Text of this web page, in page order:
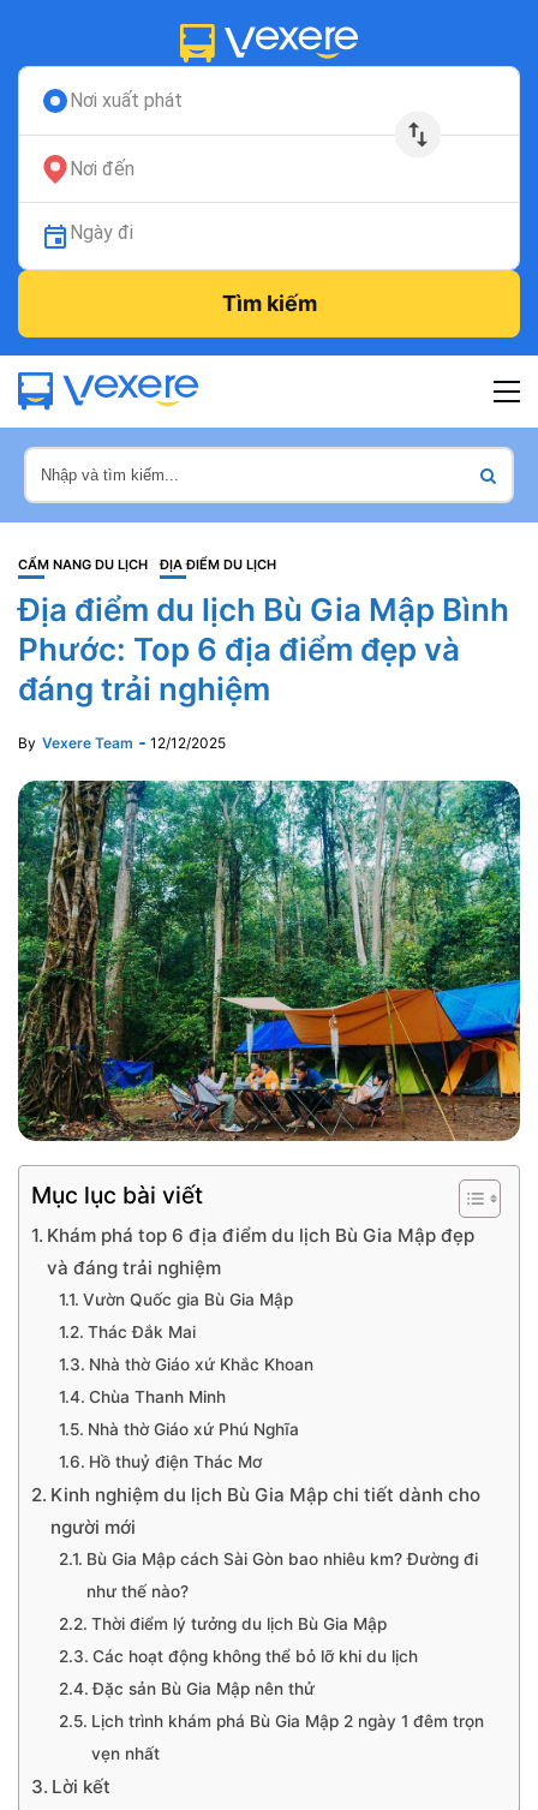
Nơi xuất phát
Nơi đến
Ngày đi
Tìm kiếm
CẨM NANG DU LỊCH ĐỊA ĐIỂM DU LỊCH
Địa điểm du lịch Bù Gia Mập Bình
Phước: Top 6 địa điểm đẹp và
đáng trải nghiệm
By Vexere Team 12/12/2025
Mục lục bài viết
Khám phá top 6 địa điểm du lịch Bù Gia Mập đẹp
và đáng trải nghiệm
Vườn Quốc gia Bù Gia Mập
Thác Đắk Mai
Nhà thờ Giáo xứ Khắc Khoan
Chùa Thanh Minh
Nhà thờ Giáo xứ Phú Nghĩa
Hồ thuỷ điện Thác Mơ
Kinh nghiệm du lịch Bù Gia Mập chi tiết dành cho
người mới
Bù Gia Mập cách Sài Gòn bao nhiêu km? Đường đi
như thế nào?
Thời điểm lý tưởng du lịch Bù Gia Mập
Các hoạt động không thể bỏ lỡ khi du lịch
Đặc sản Bù Gia Mập nên thử
Lịch trình khám phá Bù Gia Mập 2 ngày 1 đêm trọn
vẹn nhất
Lời kết